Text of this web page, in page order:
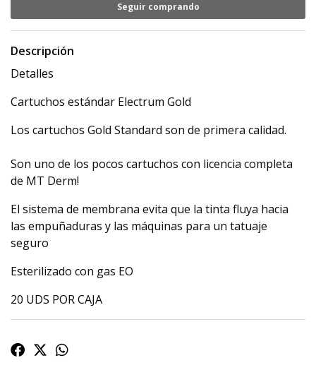
Seguir comprando
Descripción
Detalles
Cartuchos estándar Electrum Gold
Los cartuchos Gold Standard son de primera calidad.
Son uno de los pocos cartuchos con licencia completa
de MT Derm!
El sistema de membrana evita que la tinta fluya hacia
las empuñaduras y las máquinas para un tatuaje
seguro
Esterilizado con gas EO
20 UDS POR CAJA